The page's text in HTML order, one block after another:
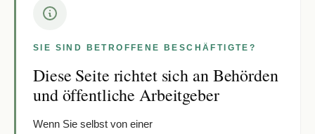
SIE SIND BETROFFENE BESCHÄFTIGTE?
Diese Seite richtet sich an Behörden
und öffentliche Arbeitgeber
Wenn Sie selbst von einer